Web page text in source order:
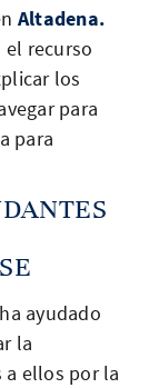
Altadena.
el recurso
los
para
para
ayudado
la
ellos por la